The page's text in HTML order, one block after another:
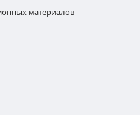
материалов